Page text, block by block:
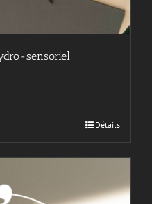
sensoriel
Détails